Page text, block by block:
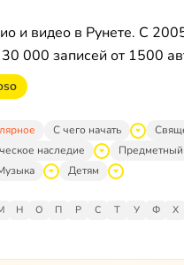
и видео в Рунете. С
000 записей от 1500
С чего начать
наследие
Предметный
Детям
Н О П Р С Т У Ф Х